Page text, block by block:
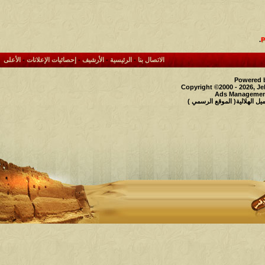
.
الاتصال بنا- الرئيسية-الأرشيف- إحصائيات الإعلانات- الأعلى
Powered
Copyright ©2000 - 2026,
Ads
الهلالية( الموقع الرسمي )